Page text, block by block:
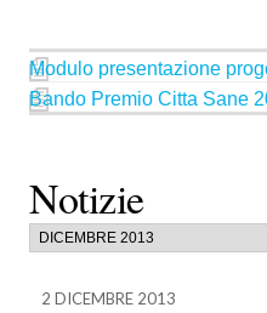
Notizie
2 DICEMBRE 2013
Modulo presentazione
Bando Premio Citta Sane